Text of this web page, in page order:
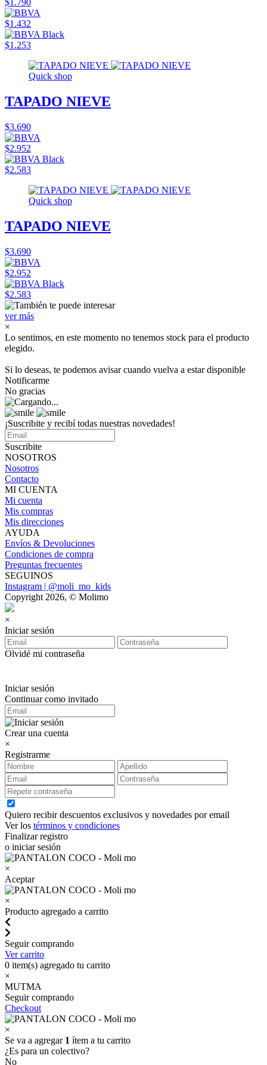
$1.790
$1.432
$1.253
Quick shop
TAPADO NIEVE
$3.690
$2.952
$2.583
Quick shop
TAPADO NIEVE
$3.690
$2.952
$2.583
ver más
×
Lo sentimos, en este momento no tenemos stock para el producto
elegido.
Si lo deseas, te podemos avisar cuando vuelva a estar disponible
Notificarme
No gracias
¡Suscribite y recibí todas nuestras novedades!
Suscribite
NOSOTROS
Nosotros
Contacto
MI CUENTA
Mi cuenta
Mis compras
Mis direcciones
AYUDA
Envíos & Devoluciones
Condiciones de compra
Preguntas frecuentes
SEGUINOS
Instagram | @moli_mo_kids
Copyright 2026, © Molimo
×
Iniciar sesión
Olvidé mi contraseña
Iniciar sesión
Continuar como invitado
Crear una cuenta
×
Registrarme
Quiero recibir descuentos exclusivos y novedades por email
Ver los términos y condiciones
Finalizar registro
o iniciar sesión
×
Aceptar
×
Producto agregado a carrito
Seguir comprando
Ver carrito
0 item(s) agregado tu carrito
×
MUTMA
Seguir comprando
Checkout
×
Se va a agregar 1 ítem a tu carrito
¿Es para un colectivo?
No